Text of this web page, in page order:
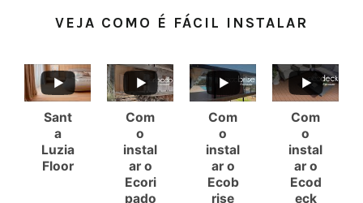
VEJA COMO É FÁCIL INSTALAR
Sant
a
Luzia
Floor
Com
o
instal
ar o
Ecori
pado
Com
o
instal
ar o
Ecob
rise
Com
o
instal
ar o
Ecod
eck